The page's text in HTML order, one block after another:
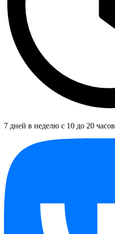
7 дней в неделю с 10 до 20 часов